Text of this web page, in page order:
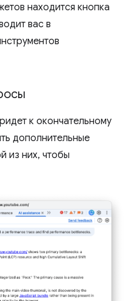
находится кнопка
вас в
к окончательному
дополнительные
из них, чтобы